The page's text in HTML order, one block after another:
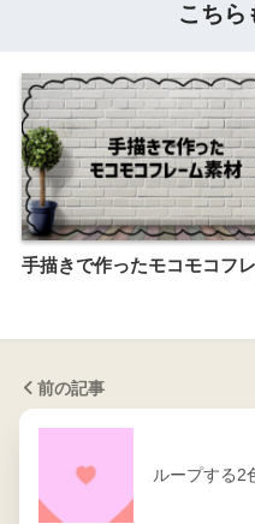
こちら
手描きで作ったモコモコフ
前の記事
ループする2